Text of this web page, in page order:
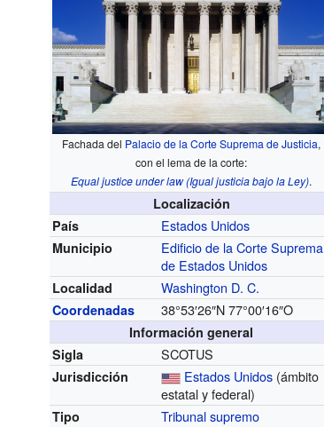
Fachada del Palacio de la Corte Suprema de Justicia,
con el lema de la corte:
Equal justice under law (Igual justicia bajo la Ley).
Localización
País
Estados Unidos
Municipio
Edificio de la Corte Suprema
de Estados Unidos
Localidad Washington D. C.
Coordenadas 38°53′26″N 77°00′16″O
Información general
Sigla
SCOTUS
Jurisdicción Estados Unidos (ámbito
estatal y federal)
Tipo Tribunal supremo